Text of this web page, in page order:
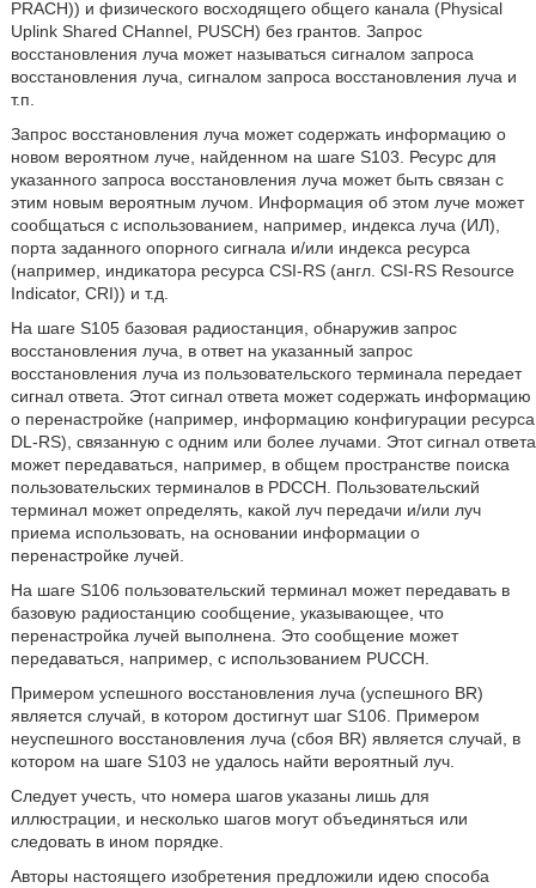
PRACH)) и физического восходящего общего канала (Physical
Uplink Shared CHannel, PUSCH) без грантов. Запрос
восстановления луча может называться сигналом запроса
восстановления луча, сигналом запроса восстановления луча и
т.п.
Запрос восстановления луча может содержать информацию о
новом вероятном луче, найденном на шаге S103. Ресурс для
указанного запроса восстановления луча может быть связан с
этим новым вероятным лучом. Информация об этом луче может
сообщаться с использованием, например, индекса луча (ИЛ),
порта заданного опорного сигнала и/или индекса ресурса
(например, индикатора ресурса CSI-RS (англ. CSI-RS Resource
Indicator, CRI)) и т.д.
На шаге S105 базовая радиостанция, обнаружив запрос
восстановления луча, в ответ на указанный запрос
восстановления луча из пользовательского терминала передает
сигнал ответа. Этот сигнал ответа может содержать информацию
о перенастройке (например, информацию конфигурации ресурса
DL-RS), связанную с одним или более лучами. Этот сигнал ответа
может передаваться, например, в общем пространстве поиска
пользовательских терминалов в PDCCH. Пользовательский
терминал может определять, какой луч передачи и/или луч
приема использовать, на основании информации о
перенастройке лучей.
На шаге S106 пользовательский терминал может передавать в
базовую радиостанцию сообщение, указывающее, что
перенастройка лучей выполнена. Это сообщение может
передаваться, например, с использованием PUCCH.
Примером успешного восстановления луча (успешного BR)
является случай, в котором достигнут шаг S106. Примером
неуспешного восстановления луча (сбоя BR) является случай, в
котором на шаге S103 не удалось найти вероятный луч.
Следует учесть, что номера шагов указаны лишь для
иллюстрации, и несколько шагов могут объединяться или
следовать в ином порядке.
Авторы настоящего изобретения предложили идею способа